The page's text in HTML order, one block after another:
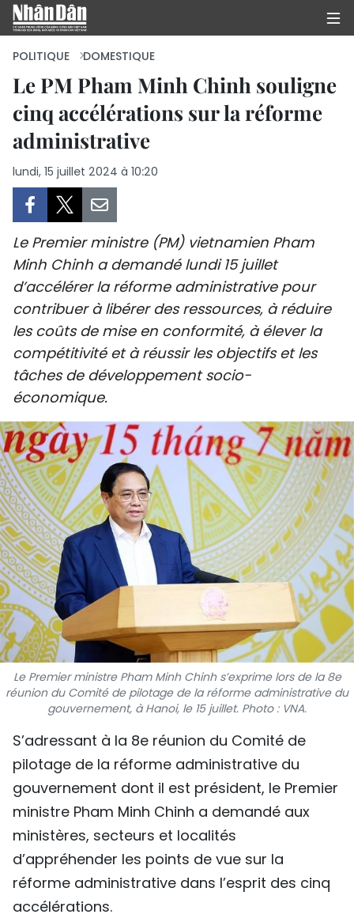
PAGE D'ACCUEIL
POLITIQUE
CULTURE
TOURISME
ENVIRONNEMENT
SPORT
PAYS NATAL
INTERNATIONAL
MÉGASTORIE
INFOGRAPHIE
VIDÉO
À PROPOS DU "PEUPLE"
ENGLISH
中文
РУССКИЙ
ESPAÑOL
POLITIQUE DOMESTIQUE
Le PM Pham Minh Chinh souligne
cinq accélérations sur la réforme
administrative
lundi, 15 juillet 2024 à 10:20
Le Premier ministre (PM) vietnamien Pham
Minh Chinh a demandé lundi 15 juillet
d’accélérer la réforme administrative pour
contribuer à libérer des ressources, à réduire
les coûts de mise en conformité, à élever la
compétitivité et à réussir les objectifs et les
tâches de développement socio-
économique.
Le Premier ministre Pham Minh Chinh s’exprime lors de la 8e
réunion du Comité de pilotage de la réforme administrative du
gouvernement, à Hanoi, le 15 juillet. Photo : VNA.
S’adressant à la 8e réunion du Comité de
pilotage de la réforme administrative du
gouvernement dont il est président, le Premier
ministre Pham Minh Chinh a demandé aux
ministères, secteurs et localités
d’appréhender les points de vue sur la
réforme administrative dans l’esprit des cinq
accélérations.